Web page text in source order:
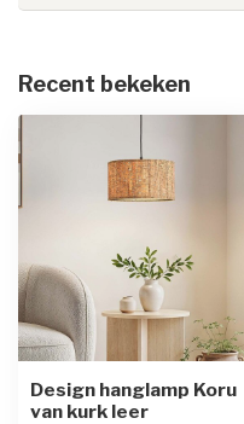
Recent bekeken
Design hanglamp Koru
van kurk leer